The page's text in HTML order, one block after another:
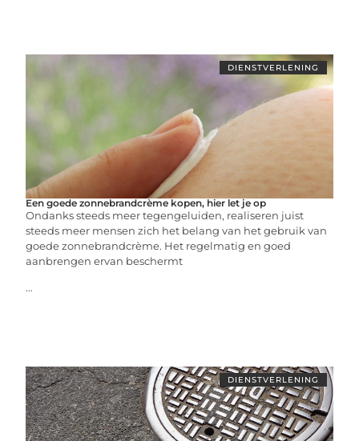
DIENSTVERLENING
Een goede zonnebrandcrème kopen, hier let je op
Ondanks steeds meer tegengeluiden, realiseren juist
steeds meer mensen zich het belang van het gebruik van
goede zonnebrandcrème. Het regelmatig en goed
aanbrengen ervan beschermt
...
DIENSTVERLENING